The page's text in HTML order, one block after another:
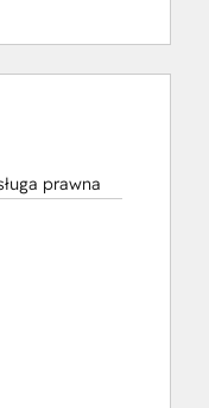
prawna